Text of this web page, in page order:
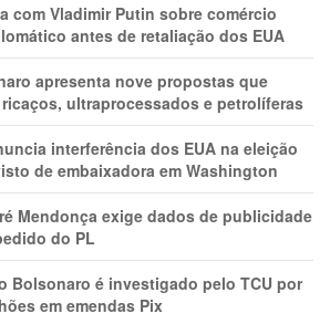
com Vladimir Putin sobre comércio
antes de retaliação dos EUA
apresenta nove propostas que
ultraprocessados e petrolíferas
interferência dos EUA na eleição
de embaixadora em Washington
Mendonça exige dados de publicidade
do PL
Bolsonaro é investigado pelo TCU por
em emendas Pix